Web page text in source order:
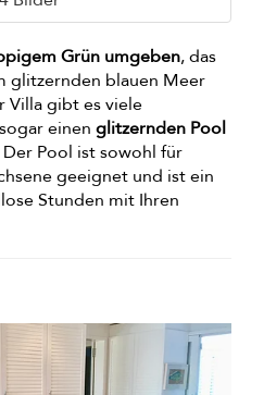
Grün umgeben, das
glitzernden blauen Meer
Villa gibt es viele
einen glitzernden Pool
Pool ist sowohl für
geeignet und ist ein
Stunden mit Ihren